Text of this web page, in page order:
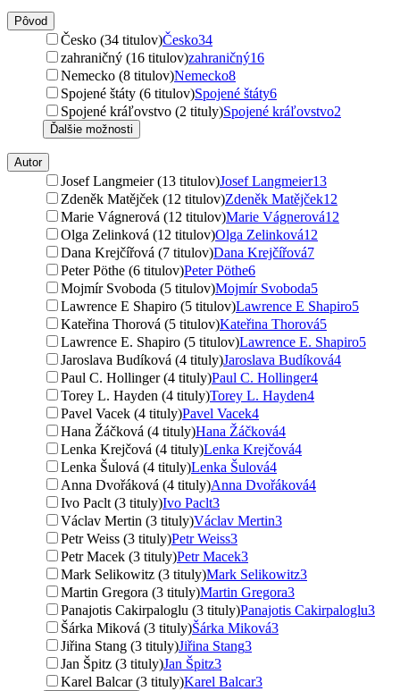
Pôvod
Česko (34 titulov)Česko34
zahraničný (16 titulov)zahraničný16
Nemecko (8 titulov)Nemecko8
Spojené štáty (6 titulov)Spojené štáty6
Spojené kráľovstvo (2 tituly)Spojené kráľovstvo2
Ďalšie možnosti
Autor
Josef Langmeier (13 titulov)Josef Langmeier13
Zdeněk Matějček (12 titulov)Zdeněk Matějček12
Marie Vágnerová (12 titulov)Marie Vágnerová12
Olga Zelinková (12 titulov)Olga Zelinková12
Dana Krejčířová (7 titulov)Dana Krejčířová7
Peter Pöthe (6 titulov)Peter Pöthe6
Mojmír Svoboda (5 titulov)Mojmír Svoboda5
Lawrence E Shapiro (5 titulov)Lawrence E Shapiro5
Kateřina Thorová (5 titulov)Kateřina Thorová5
Lawrence E. Shapiro (5 titulov)Lawrence E. Shapiro5
Jaroslava Budíková (4 tituly)Jaroslava Budíková4
Paul C. Hollinger (4 tituly)Paul C. Hollinger4
Torey L. Hayden (4 tituly)Torey L. Hayden4
Pavel Vacek (4 tituly)Pavel Vacek4
Hana Žáčková (4 tituly)Hana Žáčková4
Lenka Krejčová (4 tituly)Lenka Krejčová4
Lenka Šulová (4 tituly)Lenka Šulová4
Anna Dvořáková (4 tituly)Anna Dvořáková4
Ivo Paclt (3 tituly)Ivo Paclt3
Václav Mertin (3 tituly)Václav Mertin3
Petr Weiss (3 tituly)Petr Weiss3
Petr Macek (3 tituly)Petr Macek3
Mark Selikowitz (3 tituly)Mark Selikowitz3
Martin Gregora (3 tituly)Martin Gregora3
Panajotis Cakirpaloglu (3 tituly)Panajotis Cakirpaloglu3
Šárka Miková (3 tituly)Šárka Miková3
Jiřina Stang (3 tituly)Jiřina Stang3
Jan Špitz (3 tituly)Jan Špitz3
Karel Balcar (3 tituly)Karel Balcar3